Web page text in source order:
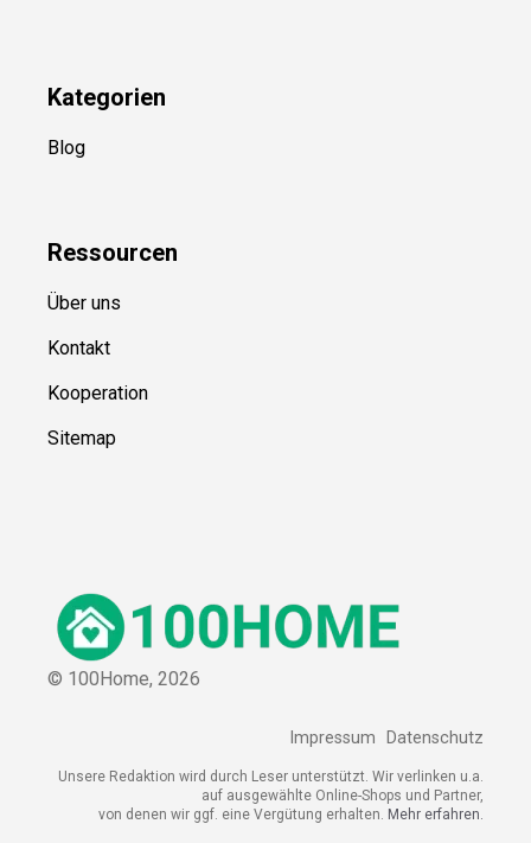
Kategorien
Blog
Ressourcen
Über uns
Kontakt
Kooperation
Sitemap
© 100Home, 2026
Impressum Datenschutz
Unsere Redaktion wird durch Leser unterstützt. Wir verlinken u.a.
auf ausgewählte Online-Shops und Partner,
von denen wir ggf. eine Vergütung erhalten. Mehr erfahren.